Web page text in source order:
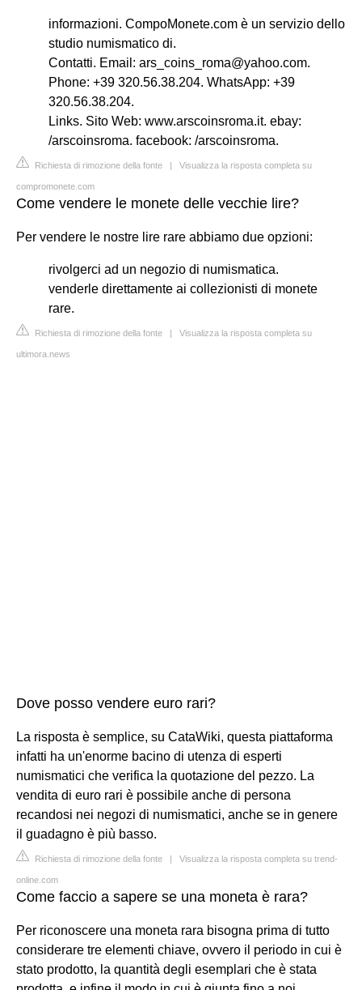
informazioni. CompoMonete.com è un servizio dello
studio numismatico di.
Contatti. Email: ars_coins_roma@yahoo.com.
Phone: +39 320.56.38.204. WhatsApp: +39
320.56.38.204.
Links. Sito Web: www.arscoinsroma.it. ebay:
/arscoinsroma. facebook: /arscoinsroma.
Richiesta di rimozione della fonte | Visualizza la risposta completa su
compromonete.com
Come vendere le monete delle vecchie lire?
Per vendere le nostre lire rare abbiamo due opzioni:
rivolgerci ad un negozio di numismatica.
venderle direttamente ai collezionisti di monete
rare.
Richiesta di rimozione della fonte | Visualizza la risposta completa su
ultimora.news
Dove posso vendere euro rari?
La risposta è semplice, su CataWiki, questa piattaforma
infatti ha un'enorme bacino di utenza di esperti
numismatici che verifica la quotazione del pezzo. La
vendita di euro rari è possibile anche di persona
recandosi nei negozi di numismatici, anche se in genere
il guadagno è più basso.
Richiesta di rimozione della fonte | Visualizza la risposta completa su trend-
online.com
Come faccio a sapere se una moneta è rara?
Per riconoscere una moneta rara bisogna prima di tutto
considerare tre elementi chiave, ovvero il periodo in cui è
stato prodotto, la quantità degli esemplari che è stata